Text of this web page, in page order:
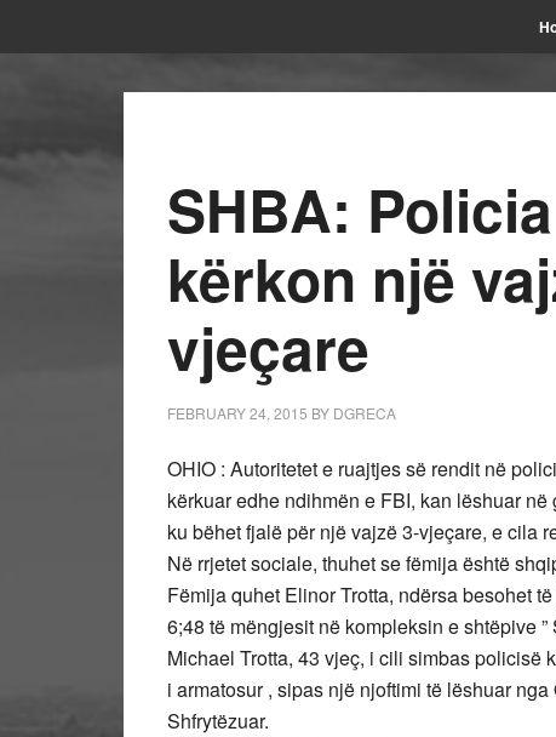
SHBA:
kërkon një
vjeçare
FEBRUARY 24, 2015 BY DGRECA
OHIO : Autoritetet e ruajtjes së rendit në
kërkuar edhe ndihmën e FBI, kan lëshuar
ku bëhet fjalë për një vajzë 3-vjeçare, e cila
Në rrjetet sociale, thuhet se fëmija është
Fëmija quhet Elinor Trotta, ndërsa besohet
6;48 të mëngjesit në kompleksin e shtëpive
Michael Trotta, 43 vjeç, i cili simbas policisë
i armatosur , sipas një njoftimi të lëshuar
Shfrytëzuar.